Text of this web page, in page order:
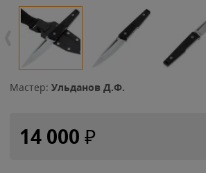
Мастер: Ульданов Д.Ф.
14 000 ₽